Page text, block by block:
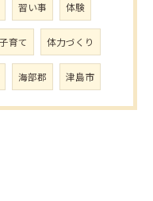
習い事 体験
子育て 体力づくり
海部郡 津島市